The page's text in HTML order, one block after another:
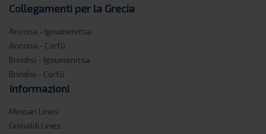
Collegamenti per la Grecia
Ancona - Igoumenitsa
Ancona - Corfù
Brindisi - Igoumenitsa
Brindisi - Corfù
Informazioni
Minoan Lines
Grimaldi Lines